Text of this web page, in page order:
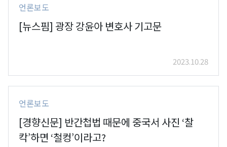
언론보도
[뉴스핌] 광장 강윤아 변호사 기고문
2023.10.28
언론보도
[경향신문] 반간첩법 때문에 중국서 사진 ‘찰
칵’하면 ‘철컹’이라고?